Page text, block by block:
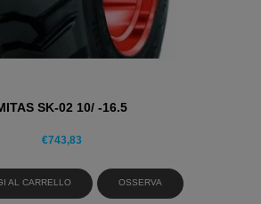
SK-02 10/ -16.5
€743,83
AL CARRELLO OSSERVA